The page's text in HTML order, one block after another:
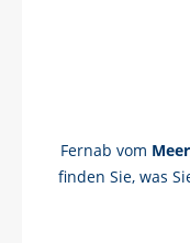
Fernab vom Meer
finden Sie, was